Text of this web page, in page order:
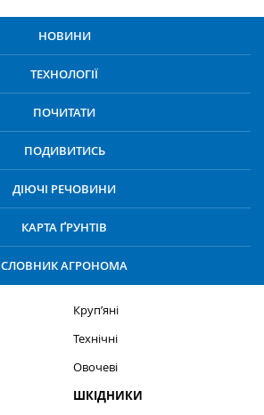
НОВИНИ
ТЕХНОЛОГІЇ
ПОЧИТАТИ
ПОДИВИТИСЬ
ДІЮЧІ РЕЧОВИНИ
КАРТА ҐРУНТІВ
СЛОВНИК АГРОНОМА
Круп’яні
Технічні
Овочеві
ШКІДНИКИ